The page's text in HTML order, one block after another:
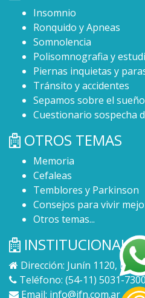
Insomnio
Ronquido y Apneas
Somnolencia
Polisomnografia y
Piernas inquietas y
Tránsito y accidentes
Sepamos sobre el sueño
Cuestionario sospecha
OTROS TEMAS
Memoria
Cefaleas
Temblores y Parkinson
Consejos para vivir
Otros temas...
INSTITUCIONAL
Dirección: Junín 1120,
Teléfono: (54-11) 5031-
Email: info@ifn.com.ar